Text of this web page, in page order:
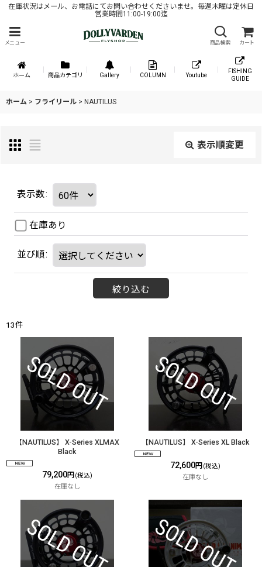
在庫状況はメール、お電話にてお問い合わせくださいませ。毎週木曜は定休日
営業時間11:00-19:00迄
メニュー 商品検索 カート
ホーム 商品カテゴリ Gallery COLUMN Youtube
FISHING
GUIDE
ホーム > フライリール > NAUTILUS
表示順変更
表示数:
在庫あり
並び順:
絞り込む
13件
【NAUTILUS】 X-Series XLMAX
Black
79,200円 (税込)
在庫なし
【NAUTILUS】 X-Series XL Black
72,600円 (税込)
在庫なし